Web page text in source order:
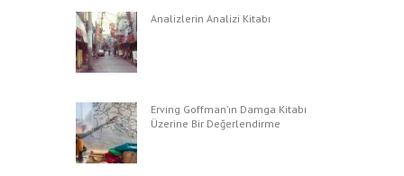
Analizlerin Analizi Kitabı
Erving Goffman’ın Damga Kitabı
Üzerine Bir Değerlendirme